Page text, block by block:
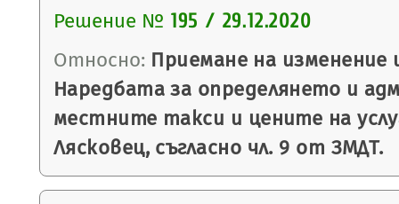
Решение № 195 / 29.12.2020
Относно: Приемане на изменение
Наредбата за определянето и
местните такси и цените на
Лясковец, съгласно чл. 9 от ЗМДТ.